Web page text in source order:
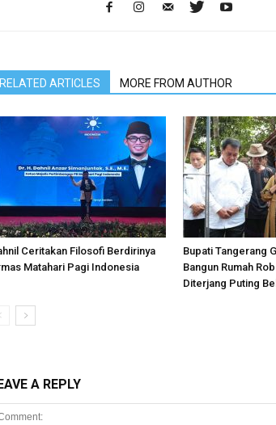
RELATED ARTICLES MORE FROM AUTHOR
Ceritakan Filosofi Berdirinya
Matahari Pagi Indonesia
Bupati Tangerang
Bangun Rumah
Diterjang Puting
A REPLY